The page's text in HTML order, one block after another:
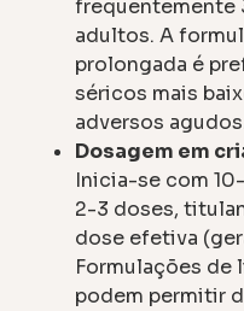
frequentemente
adultos. A
prolongada é
séricos mais
adversos
Dosagem em
Inicia-se com
2-3 doses,
dose efetiva
Formulações de
podem permitir